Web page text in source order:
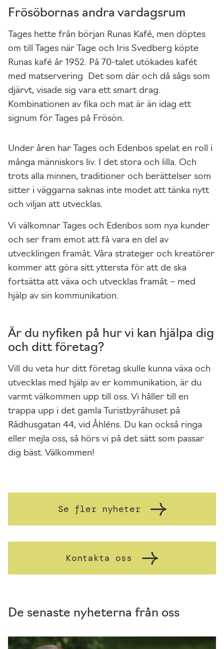
Frösöbornas andra vardagsrum
Tages hette från början Runas Kafé, men döptes
om till Tages när Tage och Iris Svedberg köpte
Runas kafé år 1952. På 70-talet utökades kafét
med matservering Det som där och då sågs som
djärvt, visade sig vara ett smart drag.
Kombinationen av fika och mat är än idag ett
signum för Tages på Frösön.
Under åren har Tages och Edenbos spelat en roll i
många människors liv. I det stora och lilla. Och
trots alla minnen, traditioner och berättelser som
sitter i väggarna saknas inte modet att tänka nytt
och viljan att utvecklas.
Vi välkomnar Tages och Edenbos som nya kunder
och ser fram emot att få vara en del av
utvecklingen framåt. Våra strateger och kreatörer
kommer att göra sitt yttersta för att de ska
fortsätta att växa och utvecklas framåt – med
hjälp av sin kommunikation.
Är du nyfiken på hur vi kan hjälpa dig
och ditt företag?
Vill du veta hur ditt företag skulle kunna växa och
utvecklas med hjälp av er kommunikation, är du
varmt välkommen upp till oss. Vi håller till en
trappa upp i det gamla Turistbyråhuset på
Rådhusgatan 44, vid Åhléns. Du kan också ringa
eller mejla oss, så hörs vi på det sätt som passar
dig bäst. Välkommen!
Se fler nyheter
Kontakta oss
De senaste nyheterna från oss
N
d
s
D
a